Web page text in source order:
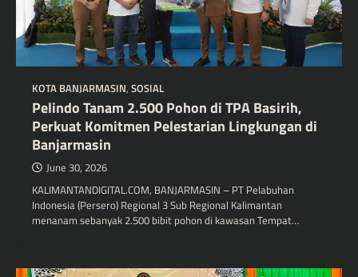
KOTA BANJARMASIN, SOSIAL
Pelindo Tanam 2.500 Pohon di TPA Basirih,
Perkuat Komitmen Pelestarian Lingkungan di
Banjarmasin
June 30, 2026
KALIMANTANDIGITAL.COM, BANJARMASIN – PT Pelabuhan
Indonesia (Persero) Regional 3 Sub Regional Kalimantan
menanam sebanyak 2.500 bibit pohon di kawasan Tempat…